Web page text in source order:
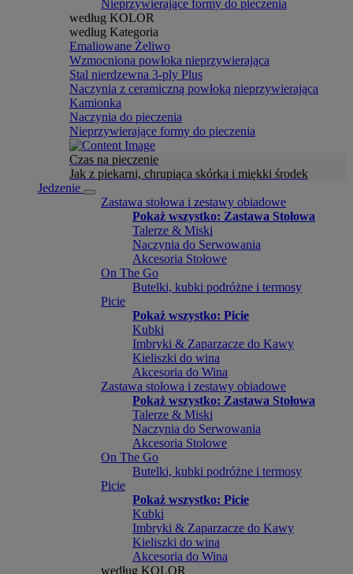
Nieprzywierające formy do pieczenia
według KOLOR
według Kategoria
Emaliowane Żeliwo
Wzmocniona powłoka nieprzywierająca
Stal nierdzewna 3-ply Plus
Naczynia z ceramiczną powłoką nieprzywierająca
Kamionka
Naczynia do pieczenia
Nieprzywierające formy do pieczenia
Czas na pieczenie
Jak z piekarni, chrupiąca skórka i miękki środek
Jedzenie
Zastawa stołowa i zestawy obiadowe
Pokaż wszystko: Zastawa Stołowa
Talerze & Miski
Naczynia do Serwowania
Akcesoria Stołowe
On The Go
Butelki, kubki podróżne i termosy
Picie
Pokaż wszystko: Picie
Kubki
Imbryki & Zaparzacze do Kawy
Kieliszki do wina
Akcesoria do Wina
Zastawa stołowa i zestawy obiadowe
Pokaż wszystko: Zastawa Stołowa
Talerze & Miski
Naczynia do Serwowania
Akcesoria Stołowe
On The Go
Butelki, kubki podróżne i termosy
Picie
Pokaż wszystko: Picie
Kubki
Imbryki & Zaparzacze do Kawy
Kieliszki do wina
Akcesoria do Wina
według KOLOR